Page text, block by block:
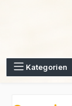
Kategorien